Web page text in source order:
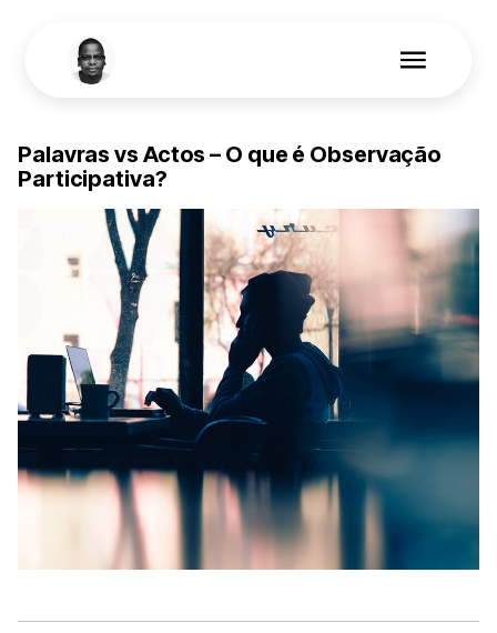
Get in touch
Palavras vs Actos – O que é Observação
Participativa?